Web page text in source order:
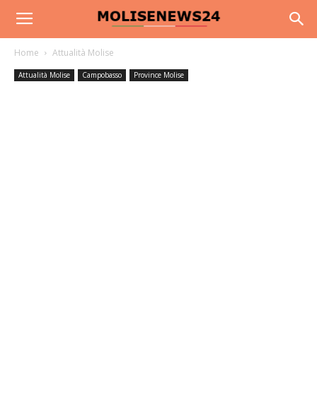
Home Attualità Molise
Attualità Molise Campobasso Province Molise